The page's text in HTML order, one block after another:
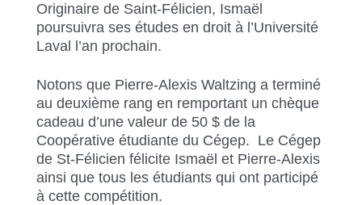
Originaire de Saint-Félicien, Ismaël
poursuivra ses études en droit à l’Université
Laval l’an prochain.
Notons que Pierre-Alexis Waltzing a terminé
au deuxième rang en remportant un chèque
cadeau d’une valeur de 50 $ de la
Coopérative étudiante du Cégep. Le Cégep
de St-Félicien félicite Ismaël et Pierre-Alexis
ainsi que tous les étudiants qui ont participé
à cette compétition.